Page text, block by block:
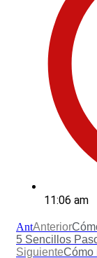
11:06 am
AntAnterior
5 Sencillos
SiguienteCómo